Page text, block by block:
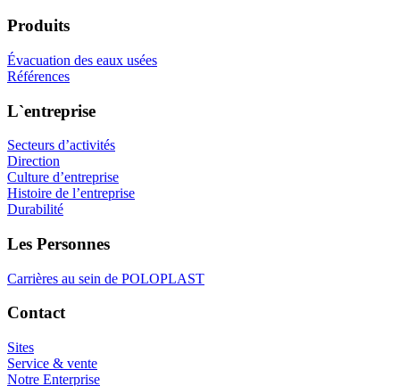
Produits
Évacuation des eaux usées
Références
L`entreprise
Secteurs d’activités
Direction
Culture d’entreprise
Histoire de l’entreprise
Durabilité
Les Personnes
Carrières au sein de POLOPLAST
Contact
Sites
Service & vente
Notre Enterprise